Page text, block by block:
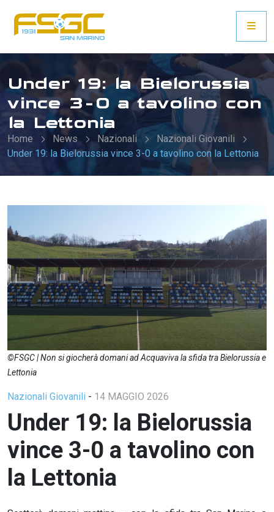
Under 19: la Bielorussia
vince 3-0 a tavolino con
la Lettonia
Home News Nazionali
Nazionali Giovanili
Under 19: la Bielorussia vince 3-0 a tavolino con la Lettonia
©FSGC | Non si giocherà domani ad Acquaviva la sfida tra Bielorussia e
Lettonia
Nazionali Giovanili - 14 MAGGIO 2026
Under 19: la Bielorussia
vince 3-0 a tavolino con
la Lettonia